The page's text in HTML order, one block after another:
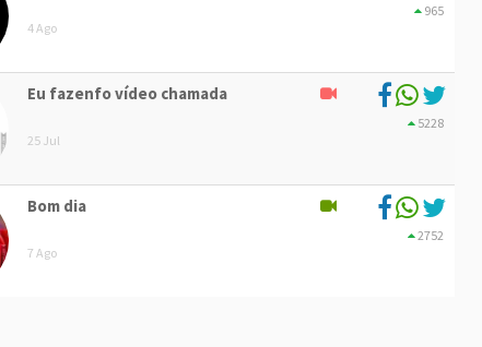
4 Ago
965
Eu fazenfo vídeo chamada
25 Jul
5228
Bom dia
7 Ago
2752